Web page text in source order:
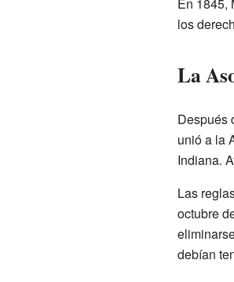
los
La
Después
unió a la
Indiana.
Las
octubre
debían